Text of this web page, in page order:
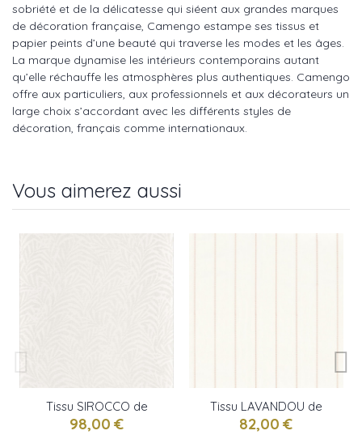
sobriété et de la délicatesse qui siéent aux grandes marques
de décoration française, Camengo estampe ses tissus et
papier peints d’une beauté qui traverse les modes et les âges.
La marque dynamise les intérieurs contemporains autant
qu’elle réchauffe les atmosphères plus authentiques. Camengo
offre aux particuliers, aux professionnels et aux décorateurs un
large choix s’accordant avec les différents styles de
décoration, français comme internationaux.
Vous aimerez aussi
Tissu SIROCCO de
Camengo
98,00 €
Tissu LAVANDOU de
Camengo
82,00 €